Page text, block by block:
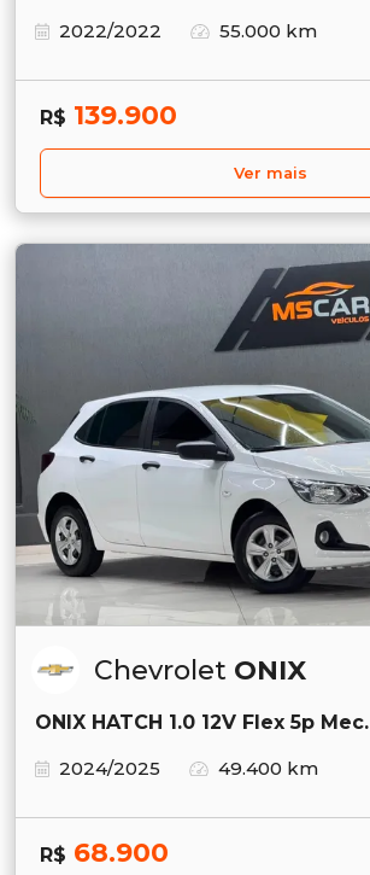
2022/2022
55.000 km
R$ 139.900
Ver mais
Chevrolet ONIX
ONIX HATCH 1.0 12V Flex 5p Mec.
2024/2025
49.400 km
R$ 68.900